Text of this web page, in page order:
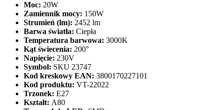
Moc: 20W
Zamiennik mocy: 150W
Strumień (lm): 2452 lm
Barwa światła: Ciepła
Temperatura barwowa: 3000K
Kąt świecenia: 200°
Napięcie: 230V
Symbol: SKU 23747
Kod kreskowy EAN: 3800170227101
Kod produktu: VT-22022
Trzonek: E27
Kształt: A80